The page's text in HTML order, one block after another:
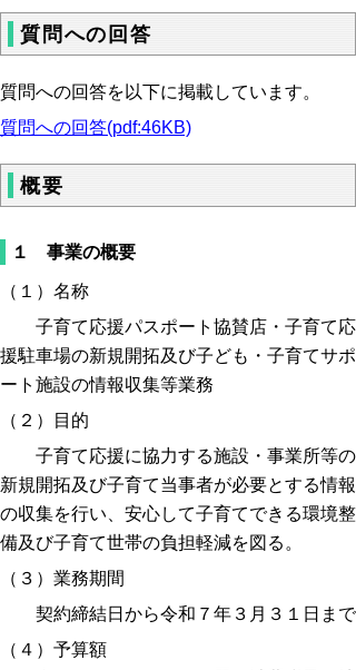
質問への回答
質問への回答を以下に掲載しています。
質問への回答(pdf:46KB)
概要
１ 事業の概要
（１）名称
子育て応援パスポート協賛店・子育て応
援駐車場の新規開拓及び子ども・子育てサポ
ート 施設の情報収集等業務
（２）目的
子育て応援に協力する施設・事業所等の
新規開拓及び子育て当事者が必要とする情報
の収集を行い、 安心して子育てできる環境整
備及び子育て世帯の負担軽減を図る 。
（３） 業務期間
契約締結日から令和７年３月３１日まで
（４）予算額